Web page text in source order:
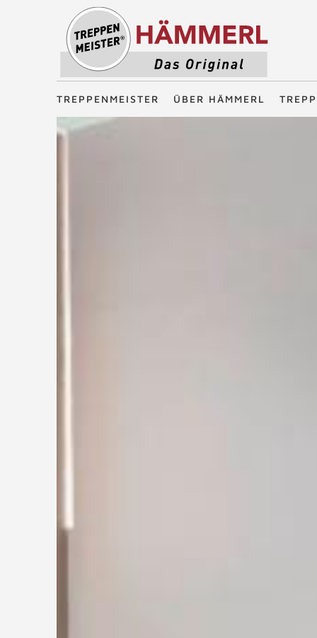
Treppenmeister - Das Original
TREPPENMEISTER ÜBER HÄMMERL